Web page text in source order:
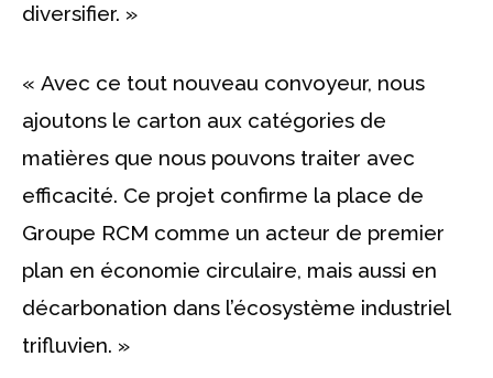
diversifier. »
« Avec ce tout nouveau convoyeur, nous
ajoutons le carton aux catégories de
matières que nous pouvons traiter avec
efficacité. Ce projet confirme la place de
Groupe RCM comme un acteur de premier
plan en économie circulaire, mais aussi en
décarbonation dans l’écosystème industriel
trifluvien. »